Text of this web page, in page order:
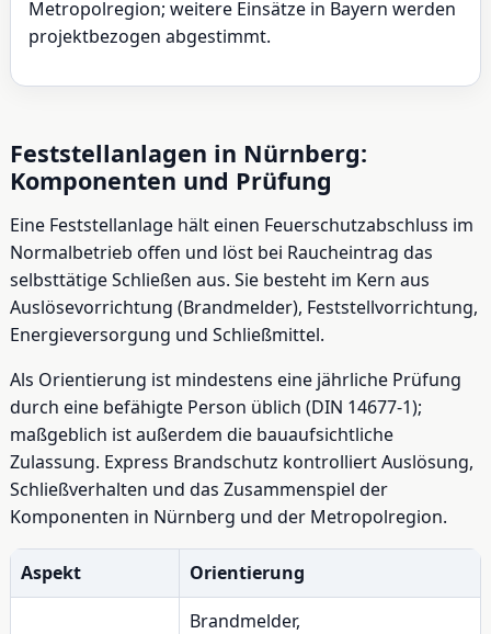
Metropolregion; weitere Einsätze in Bayern werden
projektbezogen abgestimmt.
Feststellanlagen in Nürnberg:
Komponenten und Prüfung
Eine Feststellanlage hält einen Feuerschutzabschluss im
Normalbetrieb offen und löst bei Raucheintrag das
selbsttätige Schließen aus. Sie besteht im Kern aus
Auslösevorrichtung (Brandmelder), Feststellvorrichtung,
Energieversorgung und Schließmittel.
Als Orientierung ist mindestens eine jährliche Prüfung
durch eine befähigte Person üblich (DIN 14677-1);
maßgeblich ist außerdem die bauaufsichtliche
Zulassung. Express Brandschutz kontrolliert Auslösung,
Schließverhalten und das Zusammenspiel der
Komponenten in Nürnberg und der Metropolregion.
Aspekt Orientierung
Brandmelder,